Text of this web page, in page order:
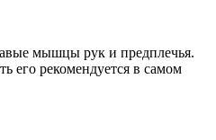
мышцы рук и предплечья.
его рекомендуется в самом